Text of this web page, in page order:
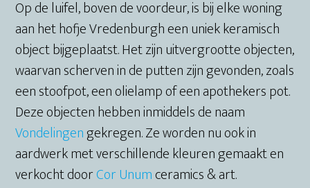
Op de luifel, boven de voordeur, is bij elke woning
aan het hofje Vredenburgh een uniek keramisch
object bijgeplaatst. Het zijn uitvergrootte objecten,
waarvan scherven in de putten zijn gevonden, zoals
een stoofpot, een olielamp of een apothekers pot.
Deze objecten hebben inmiddels de naam
Vondelingengekregen. Ze worden nu ook in
aardwerk met verschillende kleuren gemaakt en
verkocht doorCor Unumceramics & art.